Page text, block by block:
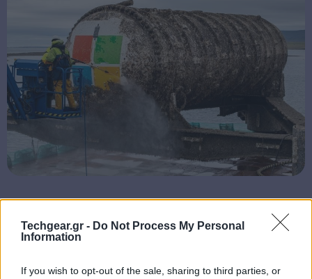
Techgear.gr - Do Not Process My Personal
Information
If you wish to opt-out of the sale, sharing to third parties, or
Project Natick: Επιτυχημένη η διετής
δοκιμή για το υποβρύχιο data center της